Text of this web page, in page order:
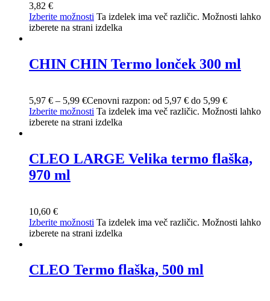
3,82 €
Izberite možnosti Ta izdelek ima več različic. Možnosti lahko
izberete na strani izdelka
CHIN CHIN Termo lonček 300 ml
5,97 € – 5,99 €Cenovni razpon: od 5,97 € do 5,99 €
Izberite možnosti Ta izdelek ima več različic. Možnosti lahko
izberete na strani izdelka
CLEO LARGE Velika termo flaška,
970 ml
10,60 €
Izberite možnosti Ta izdelek ima več različic. Možnosti lahko
izberete na strani izdelka
CLEO Termo flaška, 500 ml